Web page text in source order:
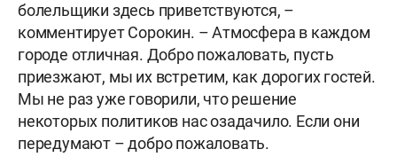
болельщики здесь приветствуются, –
комментирует Сорокин. – Атмосфера в каждом
городе отличная. Добро пожаловать, пусть
приезжают, мы их встретим, как дорогих гостей.
Мы не раз уже говорили, что решение
некоторых политиков нас озадачило. Если они
передумают – добро пожаловать.